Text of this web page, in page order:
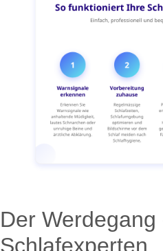
Der Werdegang
Schlafexperten